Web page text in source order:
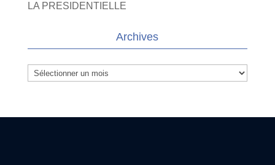
LA PRESIDENTIELLE
Archives
Archives